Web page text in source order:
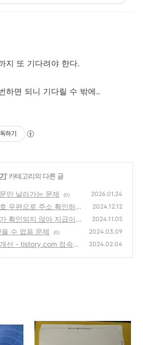
지 또 기다려야 한다.
하면 되니 기다릴 수 밖에..
하기
' 카테고리의 다른 글
만 날라가는 문제 (0) 2026.01.24
우편으로 주소 확인하기 2024.12.12
확인되지 않아 지급이
2024.11.05
수 없음 문제 (0) 2024.03.09
선 - tistory.com 접속을
2024.02.04